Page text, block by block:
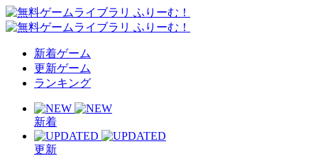
新着ゲーム
更新ゲーム
ランキング
新着
更新